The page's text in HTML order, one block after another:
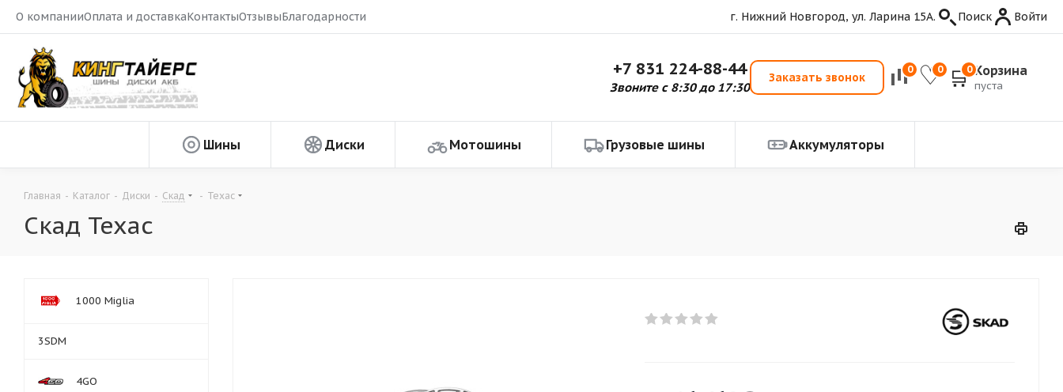
О компанииОплата и доставкаКонтактыОтзывыБлагодарности г. Нижний Новгород, ул. Ларина 15А. Поиск Войти
+7 831 224-88-44
Звоните с 8:30 до 17:30
Заказать звонок
0 0 0 Корзина
пуста
Шины Диски Мотошины Грузовые шины Аккумуляторы
Главная - Каталог - Диски - Скад - Техас
Скад Техас
1000 Miglia
3SDM
4GO